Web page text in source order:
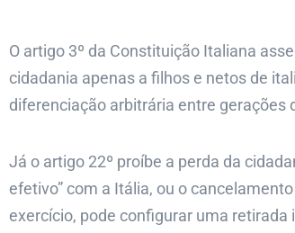
O artigo 3º da Constituição Italiana
cidadania apenas a filhos e netos de
diferenciação arbitrária entre gerações
Já o artigo 22º proíbe a perda da
efetivo” com a Itália, ou o
exercício, pode configurar uma retirada